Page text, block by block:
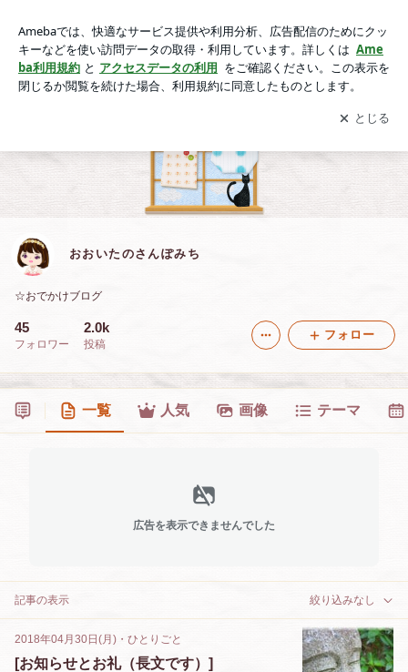
アプリをダウンロードして ブログの更新通知
を受け取りまし
ょう。
開く
おおいたのさんぽみち
☆おでかけブログ
45
フォロワー
2.0k
投稿
フォロー
一覧 人気 画像 テーマ
広告を表示できませんでした
記事の表示 絞り込みなし
2018年04月30日(月) ・ ひとりごと
[お知らせとお礼（長文です）]